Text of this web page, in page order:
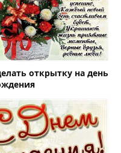
открытку на день